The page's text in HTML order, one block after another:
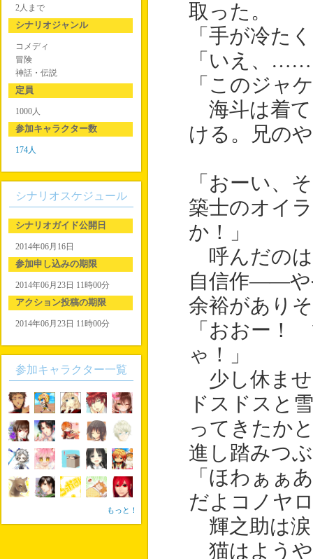
取った。
「手が冷た
「いえ、
「このジャ
海斗は着て
ける。兄の
「おーい、
築士のオイ
か！」
呼んだのは
自信作――や
余裕があり
「おおー
ゃ！」
少し休ませ
ドスドスと
ってきたか
進し踏みつ
「ほわぁ
だよコノヤ
輝之助は涙
猫はようや
2人まで
シナリオジャンル
コメディ
冒険
神話・伝説
定員
1000人
参加キャラクター数
174人
シナリオスケジュール
シナリオガイド公開日
2014年06月16日
参加申し込みの期限
2014年06月23日 11時00分
アクション投稿の期限
2014年06月23日 11時00分
参加キャラクター一覧
もっと！